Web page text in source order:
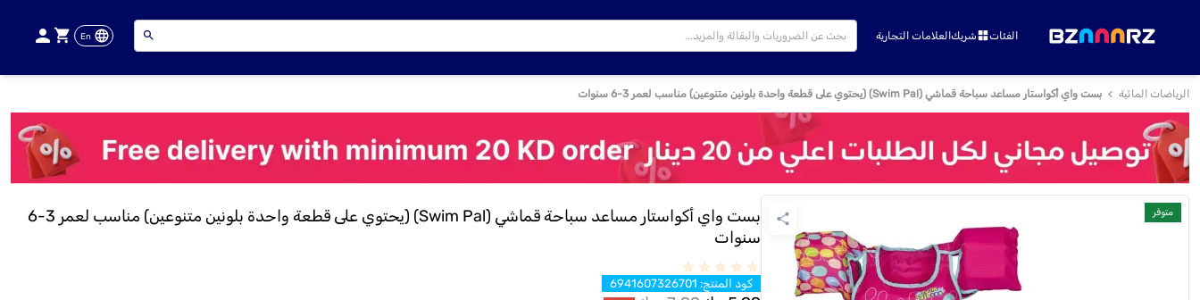
الفئات شريكالعلامات التجارية En
الرياضات المائية بست واي أكواستار مساعد سباحة قماشي (Swim Pal) (يحتوي على قطعة واحدة بلونين متنوعين) مناسب لعمر 3-6 سنوات
متوفر
بست واي أكواستار مساعد سباحة قماشي (Swim Pal) (يحتوي على قطعة واحدة بلونين متنوعين) مناسب لعمر 3-6
سنوات
كود المنتج:
6941607326701